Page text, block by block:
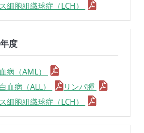
細胞組織球症（LCH）
度
病（AML）
血病（ALL）
リンパ腫
細胞組織球症（LCH）